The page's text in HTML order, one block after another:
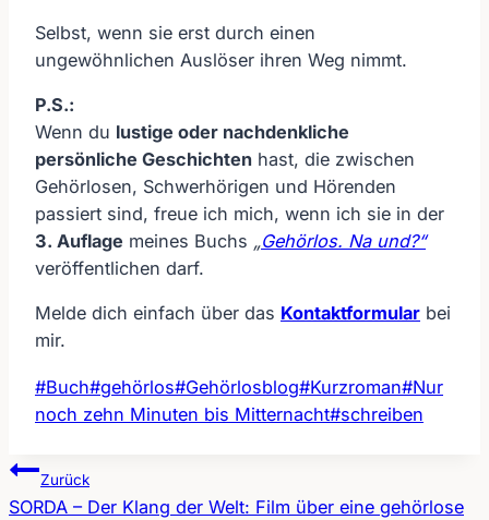
Selbst, wenn sie erst durch einen
ungewöhnlichen Auslöser ihren Weg nimmt.
P.S.:
Wenn du lustige oder nachdenkliche
persönliche Geschichten hast, die zwischen
Gehörlosen, Schwerhörigen und Hörenden
passiert sind, freue ich mich, wenn ich sie in der
3. Auflage meines Buchs „Gehörlos. Na und?“
veröffentlichen darf.
Melde dich einfach über das Kontaktformular bei
mir.
Schlagworte:
#Buch#gehörlos#Gehörlosblog#Kurzroman#Nur
noch zehn Minuten bis Mitternacht#schreiben
Zurück
SORDA – Der Klang der Welt: Film über eine gehörlose